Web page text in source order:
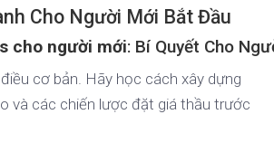
Cho Người Mới Bắt Đầu
cho người mới: Bí Quyết Cho
cơ bản. Hãy học cách xây dựng
và các chiến lược đặt giá thầu trước